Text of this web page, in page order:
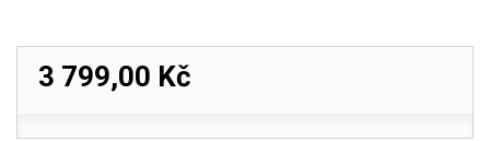
3 799,00 Kč